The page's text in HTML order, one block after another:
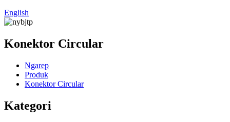
English
Konektor Circular
Ngarep
Produk
Konektor Circular
Kategori